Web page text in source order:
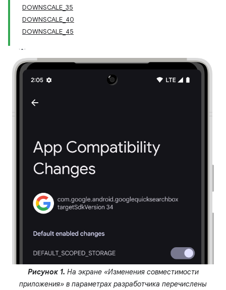
DOWNSCALE_35
DOWNSCALE_40
DOWNSCALE_45
Рисунок 1. На экране «Изменения совместимости
приложения» в параметрах разработчика перечислены